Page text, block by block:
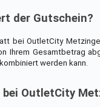
der Gutschein?
bei OutletCity
Ihrem Gesamtbetrag
werden kann.
bei OutletCity